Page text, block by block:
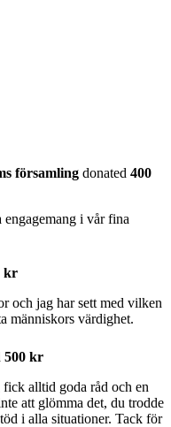
församling donated 400
i vår fina
kr
och jag har sett med vilken
människors värdighet.
500 kr
alltid goda råd och en
att glömma det, du trodde
i alla situationer. Tack för